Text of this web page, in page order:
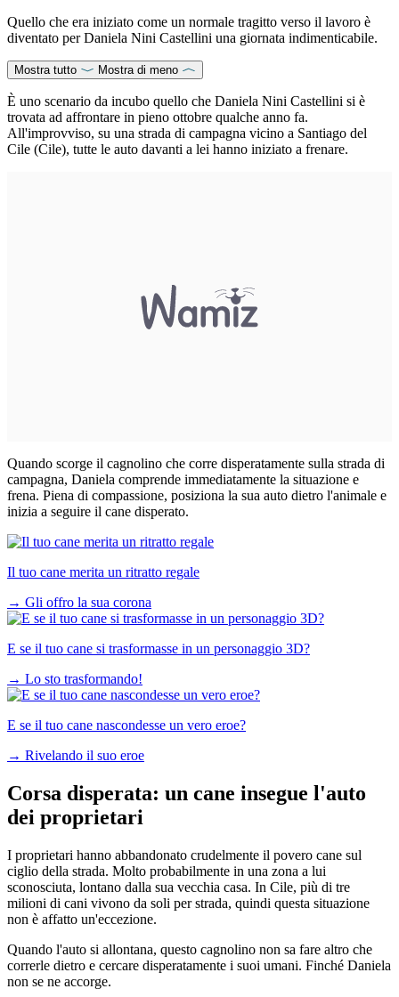
Quello che era iniziato come un normale tragitto verso il lavoro è
diventato per Daniela Nini Castellini una giornata indimenticabile.
Mostra tutto Mostra di meno
È uno scenario da incubo quello che Daniela Nini Castellini si è
trovata ad affrontare in pieno ottobre qualche anno fa.
All'improvviso, su una strada di campagna vicino a Santiago del
Cile (Cile), tutte le auto davanti a lei hanno iniziato a frenare.
Quando scorge il cagnolino che corre disperatamente sulla strada di
campagna, Daniela comprende immediatamente la situazione e
frena. Piena di compassione, posiziona la sua auto dietro l'animale e
inizia a seguire il cane disperato.
Il tuo cane merita un ritratto regale
→ Gli offro la sua corona
E se il tuo cane si trasformasse in un personaggio 3D?
→ Lo sto trasformando!
E se il tuo cane nascondesse un vero eroe?
→ Rivelando il suo eroe
Corsa disperata: un cane insegue l'auto
dei proprietari
I proprietari hanno abbandonato crudelmente il povero cane sul
ciglio della strada. Molto probabilmente in una zona a lui
sconosciuta, lontano dalla sua vecchia casa. In Cile, più di tre
milioni di cani vivono da soli per strada, quindi questa situazione
non è affatto un'eccezione.
Quando l'auto si allontana, questo cagnolino non sa fare altro che
correrle dietro e cercare disperatamente i suoi umani. Finché Daniela
non se ne accorge.